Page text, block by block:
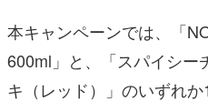
本キャンペーンでは、「
600ml」と、「スパイシー
キ（レッド）」のいずれ